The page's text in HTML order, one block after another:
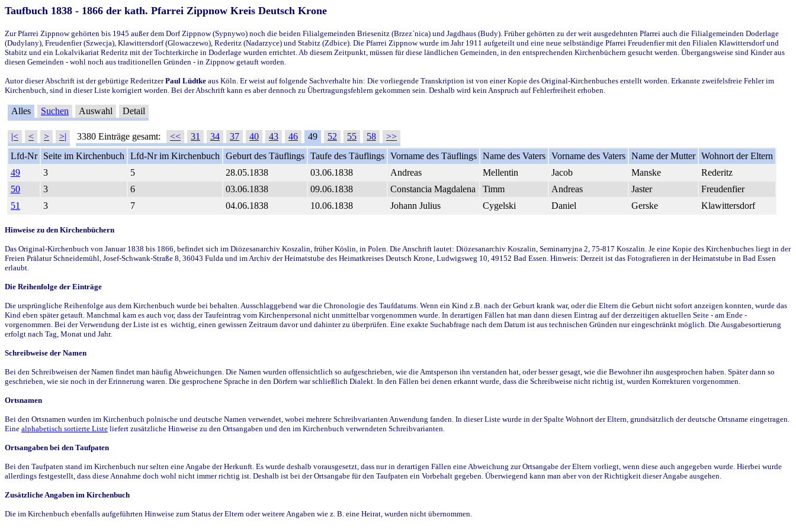
Taufbuch 1838 - 1866 der kath. Pfarrei Zippnow Kreis Deutsch Krone
Zur Pfarrei Zippnow gehörten bis 1945 außer dem Dorf Zippnow (Sypnywo) noch die beiden Filialgemeinden Briesenitz (Brzez`nica) und Jagdhaus (Budy). Früher gehörten zu der weit ausgedehnten Pfarrei auch die Filialgemeinden Doderlage
(Dudylany), Freudenfier (Szwecja), Klawittersdorf (Glowaczewo), Rederitz (Nadarzyce) und Stabitz (Zdbice). Die Pfarrei Zippnow wurde im Jahr 1911 aufgeteilt und eine neue selbständige Pfarrei Freudenfier mit den Filialen Klawittersdorf und
Stabitz und ein Lokalvikariat Rederitz mit der Tochterkirche in Doderlage wurden errichtet. Ab diesem Zeitpunkt, müssen für diese ländlichen Gemeinden, in den entsprechenden Kirchenbüchern gesucht werden. Übergangsweise sind Kinder aus
diesen Gemeinden - wohl noch aus traditionellen Gründen - in Zippnow getauft worden.
Autor dieser Abschrift ist der gebürtige RederitzerPaul Lüdtke aus Köln. Er weist auf folgende Sachverhalte hin: Die vorliegende Transkription ist von einer Kopie des Original-Kirchenbuches erstellt worden. Erkannte zweifelsfreie Fehler im
Kirchenbuch, sind in dieser Liste korrigiert worden. Bei der Abschrift kann es aber dennoch zu Übertragungsfehlern gekommen sein. Deshalb wird kein Anspruch auf Fehlerfreiheit erhoben.
Alles Suchen Auswahl Detail
|< < > >| 3380 Einträge gesamt: << 31 34 37 40 43 46 49 52 55 58
>>
Lfd-Nr
Seite im Kirchenbuch Lfd-Nr im Kirchenbuch Geburt des Täuflings Taufe des Täuflings Vorname des Täuflings Name des Vaters Vorname des Vaters Name der Mutter Wohnort der Eltern
49
3 5 28.05.1838 03.06.1838 Andreas Mellentin Jacob Manske
Rederitz
50
3 6 03.06.1838 09.06.1838 Constancia Magdalena Timm Andreas Jaster
Freudenfier
51
3 7 04.06.1838 10.06.1838 Johann Julius Cygelski Daniel Gerske Klawittersdorf
Hinweise zu den Kirchenbüchern
Das Original-Kirchenbuch von Januar 1838 bis 1866, befindet sich im Diözesanarchiv Koszalin, früher Köslin, in Polen. Die Anschrift lautet: Diözesanarchiv Koszalin, Seminarryjna 2, 75-817 Koszalin. Je eine Kopie des Kirchenbuches liegt in der
Freien Prälatur Schneidemühl, Josef-Schwank-Straße 8, 36043 Fulda und im Archiv der Heimatstube des Heimatkreises Deutsch Krone, Ludwigsweg 10, 49152 Bad Essen. Hinweis: Derzeit ist das Fotografieren in der Heimatstube in Bad Essen
erlaubt.
Die Reihenfolge der Einträge
Die ursprüngliche Reihenfolge aus dem Kirchenbuch wurde bei behalten. Ausschlaggebend war die Chronologie des Taufdatums. Wenn ein Kind z.B. nach der Geburt krank war, oder die Eltern die Geburt nicht sofort anzeigen konnten, wurde das
Kind eben später getauft. Manchmal kam es auch vor, dass der Taufeintrag vom Kirchenpersonal nicht unmittelbar vorgenommen wurde. In derartigen Fällen hat man dann diesen Eintrag auf der derzeitigen aktuellen Seite - am Ende -
vorgenommen. Bei der Verwendung der Liste ist es wichtig, einen gewissen Zeitraum davor und dahinter zu überprüfen. Eine exakte Suchabfrage nach dem Datum ist aus technischen Gründen nur eingeschränkt möglich. Die Ausgabesortierung
erfolgt nach Tag, Monat und Jahr.
Schreibweise der Namen
Bei den Schreibweisen der Namen findet man häufig Abweichungen. Die Namen wurden offensichtlich so aufgeschrieben, wie die Amtsperson ihn verstanden hat, oder besser gesagt, wie die Bewohner ihn ausgesprochen haben. Später dann so
geschrieben, wie sie noch in der Erinnerung waren. Die gesprochene Sprache in den Dörfern war schließlich Dialekt. In den Fällen bei denen erkannt wurde, dass die Schreibweise nicht richtig ist, wurden Korrekturen vorgenommen.
Ortsnamen
Bei den Ortsnamen wurden im Kirchenbuch polnische und deutsche Namen verwendet, wobei mehrere Schreibvarianten Anwendung fanden. In dieser Liste wurde in der Spalte Wohnort der Eltern, grundsätzlich der deutsche Ortsname eingetragen.
Eine alphabetisch sortierte Liste liefert zusätzliche Hinweise zu den Ortsangaben und den im Kirchenbuch verwendeten Schreibvarianten.
Ortsangaben bei den Taufpaten
Bei den Taufpaten stand im Kirchenbuch nur selten eine Angabe der Herkunft. Es wurde deshalb vorausgesetzt, dass nur in derartigen Fällen eine Abweichung zur Ortsangabe der Eltern vorliegt, wenn diese auch angegeben wurde. Hierbei wurde
allerdings festgestellt, dass diese Annahme doch wohl nicht immer richtig ist. Deshalb ist bei der Ortsangabe für den Taufpaten ein Vorbehalt gegeben. Überwiegend kann man aber von der Richtigkeit dieser Angabe ausgehen.
Zusätzliche Angaben im Kirchenbuch
Die im Kirchenbuch ebenfalls aufgeführten Hinweise zum Status der Eltern oder weitere Angaben wie z. B. eine Heirat, wurden nicht übernommen.